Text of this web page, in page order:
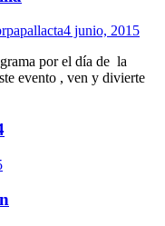
4 junio, 2015
por el día de la
evento , ven y divierte